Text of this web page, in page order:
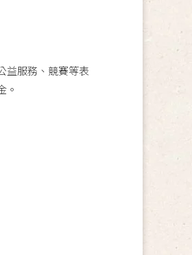
益服務、競賽等表
。